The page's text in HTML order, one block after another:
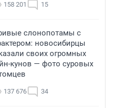
158 201 15
слонопотамы с
новосибирцы
своих огромных
кунов — фото суровых
137 676 34